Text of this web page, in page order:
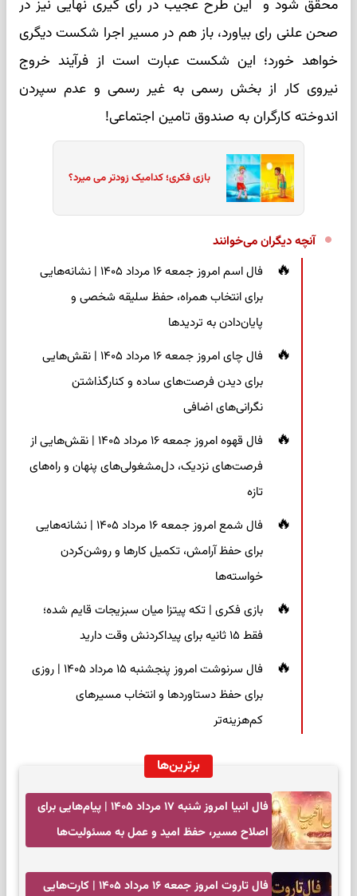
محقق شود و این طرح عجیب در رای گیری نهایی نیز در
صحن علنی رای بیاورد، باز هم در مسیر اجرا شکست دیگری
خواهد خورد؛ این شکست عبارت است از فرآیند خروج
نیروی کار از بخش رسمی به غیر رسمی و عدم سپردن
اندوخته کارگران به صندوق تامین اجتماعی!
بازی فکری؛ کدامیک زودتر می میرد؟
آنچه دیگران می‌خوانند
فال اسم امروز جمعه ۱۶ مرداد ۱۴۰۵ | نشانه‌هایی
برای انتخاب همراه، حفظ سلیقه شخصی و
پایان‌دادن به تردیدها
فال چای امروز جمعه ۱۶ مرداد ۱۴۰۵ | نقش‌هایی
برای دیدن فرصت‌های ساده و کنارگذاشتن
نگرانی‌های اضافی
فال قهوه امروز جمعه ۱۶ مرداد ۱۴۰۵ | نقش‌هایی از
فرصت‌های نزدیک، دل‌مشغولی‌های پنهان و راه‌های
تازه
فال شمع امروز جمعه ۱۶ مرداد ۱۴۰۵ | نشانه‌هایی
برای حفظ آرامش، تکمیل کارها و روشن‌کردن
خواسته‌ها
بازی فکری | تکه پیتزا میان سبزیجات قایم شده؛
فقط ۱۵ ثانیه برای پیداکردنش وقت دارید
فال سرنوشت امروز پنجشنبه ۱۵ مرداد ۱۴۰۵ | روزی
برای حفظ دستاوردها و انتخاب مسیرهای
کم‌هزینه‌تر
برترین‌ها
فال انبیا امروز شنبه ۱۷ مرداد ۱۴۰۵ | پیام‌هایی برای
اصلاح مسیر، حفظ امید و عمل به مسئولیت‌ها
فال تاروت امروز جمعه ۱۶ مرداد ۱۴۰۵ | کارت‌هایی